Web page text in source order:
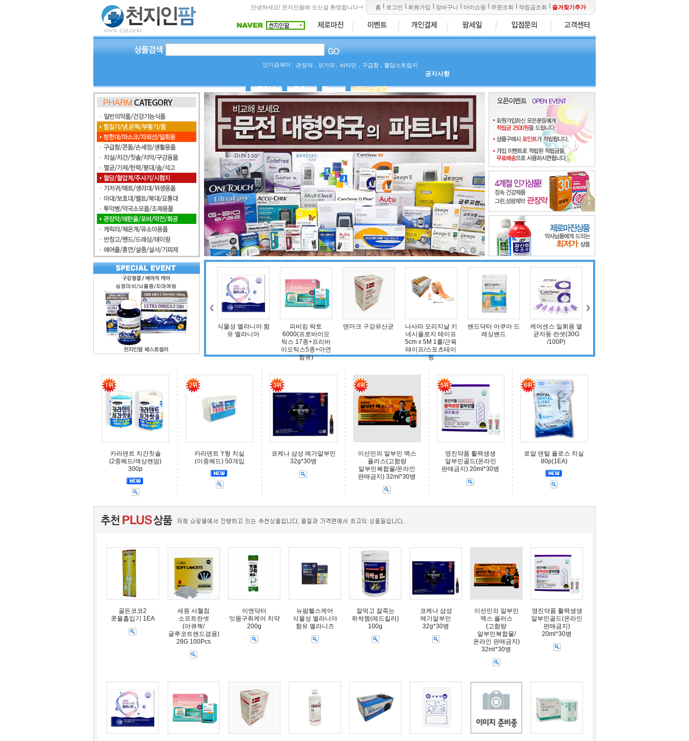
안녕하세요! 천지인팜에 오신걸 환영합니다~! 홈 로그인 회원가입 장바구니 마이쇼핑 주문조회 적립금조회 즐겨찾기추가
인기검색어 : 관장약 모기약 비타민 구급함 혈당스트립지
공지사항
상품Q&A 사용후기 팜뉴스 자주하는질문
조인트 보스 엠에스
엠(보스웰리아, 비
타민D, 초록입홍합,
상어연골, 콜라겐)
식물성 멜라니아 함
유 멜라니아
피비킹 락토
6000(프로바이오
함유)
덴마크 구강유산균
나사라 오리지날 키
핑
밴드닥터 아쿠아 드
레싱밴드
케어센스 일회용 멸
균자동 란셋(30G
그린관장약 30mL
1통
카라덴트 치간칫솔
(2중헤드/색상랜덤)
300p
카라덴트 Y형 치실
(이중헤드) 50개입
코케나 삼성 메가알부민
32g*30병
이선민의 알부민 맥스
플러스(고함량
알부민복합물/온라인
판매금지) 32ml*30병
영진약품 활력생생
알부민골드(온라인
판매금지) 20ml*30병
로얄 덴탈 플로스 치실
80p(1EA)
골든코코2
콧물흡입기 1EA
세원 사혈침
소프트란셋
(아큐첵/
글루코트랜드겸용)
28G 100Pcs
이엔닥터
잇몸구취케어 치약
200g
뉴팜헬스케어
식물성 멜라니아
함유 멜라니즈
잘먹고 잘죽는
쥐싹젬(레드킬러)
100g
코케나 삼성
메가알부민
32g*30병
이선민의 알부민
맥스 플러스
(고함량
알부민복합물/
온라인 판매금지)
32ml*30병
영진약품 활력생생
알부민골드(온라인
판매금지)
20ml*30병